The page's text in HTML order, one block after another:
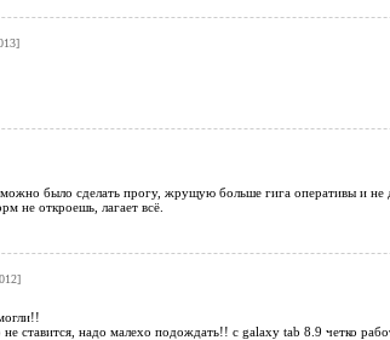
было сделать прогу, жрущую больше гига оперативы и
не откроешь, лагает всё.
не ставится, надо малехо подождать!! с galaxy tab 8.9 четко